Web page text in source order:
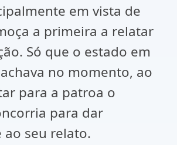
em vista de
a primeira a relatar
Só que o estado em
no momento, ao
para a patroa o
para dar
ao seu relato.